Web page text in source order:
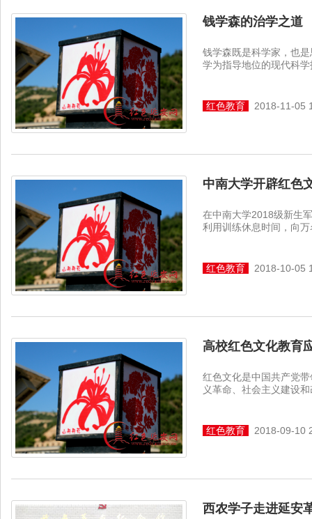
钱学森的治学之道
钱学森既是科学家，也
学为指导地位的现代科
红色教育 2018-11-05
中南大学开辟红色
在中南大学2018级新生
利用训练休息时间，向
红色教育 2018-10-05
高校红色文化教育
红色文化是中国共产党
义革命、社会主义建设
红色教育 2018-09-10
西农学子走进延安